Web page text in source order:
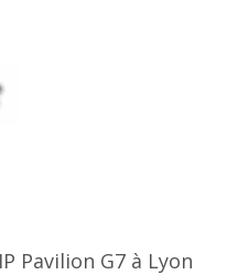
Pavilion G7 à Lyon